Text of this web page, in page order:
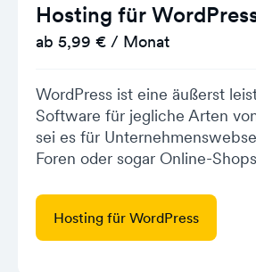
Hosting für
ab 5,99 € / Monat
WordPress ist eine äußerst
Software für jegliche Arten
sei es für
Foren oder sogar Online-
Hosting für WordPress